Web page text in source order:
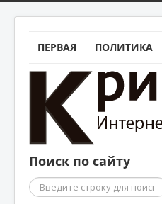
ПЕРВАЯ ПОЛИТИКА
Поиск по сайту
Поиск